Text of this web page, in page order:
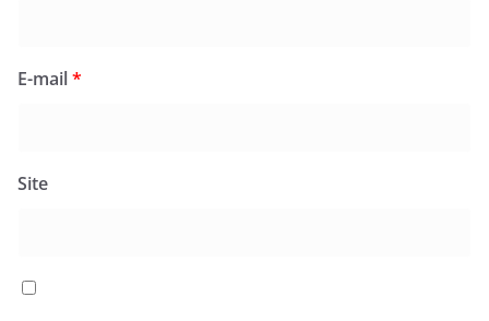
E-mail*
Site